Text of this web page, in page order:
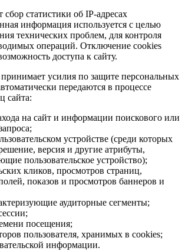
сбор статистики об IP-адресах
информация используется с целью
технических проблем, для контроля
операций. Отключение cookies
доступа к сайту.
усилия по защите персональных
передаются в процессе
сайта:
на сайт и информации поискового или
устройстве (среди которых
версия и другие атрибуты,
пользовательское устройство);
кликов, просмотров страниц,
показов и просмотров баннеров и
аудиторные сегменты;
посещения;
пользователя, хранимых в cookies;
информации.